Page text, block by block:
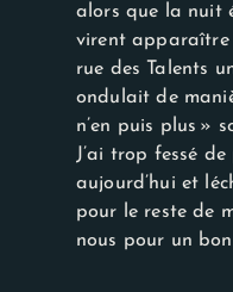
alors que la nuit
virent apparaître
rue des Talents
ondulait de
n’en puis plus »
J’ai trop fessé
aujourd’hui et
pour le reste de
nous pour un